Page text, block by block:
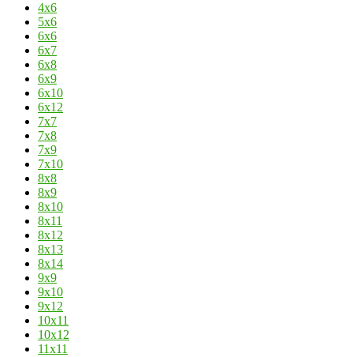
4х6
5х6
6х6
6х7
6х8
6х9
6х10
6х12
7х7
7х8
7х9
7х10
8х8
8х9
8х10
8х11
8х12
8х13
8х14
9х9
9х10
9х12
10х11
10х12
11х11